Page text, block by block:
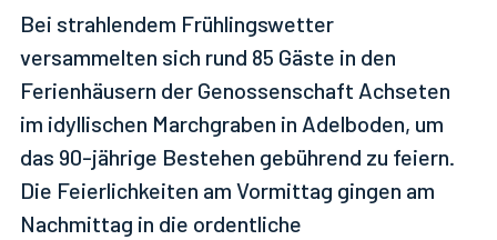
Bei strahlendem Frühlingswetter
versammelten sich rund 85 Gäste in den
Ferienhäusern der Genossenschaft Achseten
im idyllischen Marchgraben in Adelboden, um
das 90-jährige Bestehen gebührend zu feiern.
Die Feierlichkeiten am Vormittag gingen am
Nachmittag in die ordentliche